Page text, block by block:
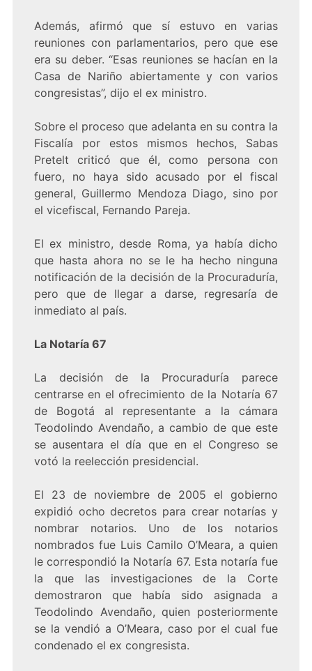
Además, afirmó que sí estuvo en varias
reuniones con parlamentarios, pero que ese
era su deber. “Esas reuniones se hacían en la
Casa de Nariño abiertamente y con varios
congresistas”, dijo el ex ministro.
Sobre el proceso que adelanta en su contra la
Fiscalía por estos mismos hechos, Sabas
Pretelt criticó que él, como persona con
fuero, no haya sido acusado por el fiscal
general, Guillermo Mendoza Diago, sino por
el vicefiscal, Fernando Pareja.
El ex ministro, desde Roma, ya había dicho
que hasta ahora no se le ha hecho ninguna
notificación de la decisión de la Procuraduría,
pero que de llegar a darse, regresaría de
inmediato al país.
La Notaría 67
La decisión de la Procuraduría parece
centrarse en el ofrecimiento de la Notaría 67
de Bogotá al representante a la cámara
Teodolindo Avendaño, a cambio de que este
se ausentara el día que en el Congreso se
votó la reelección presidencial.
El 23 de noviembre de 2005 el gobierno
expidió ocho decretos para crear notarías y
nombrar notarios. Uno de los notarios
nombrados fue Luis Camilo O’Meara, a quien
le correspondió la Notaría 67. Esta notaría fue
la que las investigaciones de la Corte
demostraron que había sido asignada a
Teodolindo Avendaño, quien posteriormente
se la vendió a O’Meara, caso por el cual fue
condenado el ex congresista.